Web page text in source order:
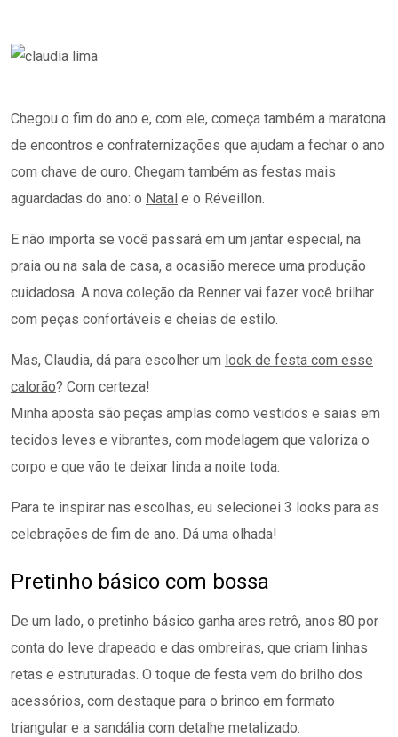
Chegou o fim do ano e, com ele, começa também a maratona
de encontros e confraternizações que ajudam a fechar o ano
com chave de ouro. Chegam também as festas mais
aguardadas do ano: o Natal e o Réveillon.
E não importa se você passará em um jantar especial, na
praia ou na sala de casa, a ocasião merece uma produção
cuidadosa. A nova coleção da Renner vai fazer você brilhar
com peças confortáveis e cheias de estilo.
Mas, Claudia, dá para escolher um look de festa com esse
calorão? Com certeza!
Minha aposta são peças amplas como vestidos e saias em
tecidos leves e vibrantes, com modelagem que valoriza o
corpo e que vão te deixar linda a noite toda.
Para te inspirar nas escolhas, eu selecionei 3 looks para as
celebrações de fim de ano. Dá uma olhada!
Pretinho básico com bossa
De um lado, o pretinho básico ganha ares retrô, anos 80 por
conta do leve drapeado e das ombreiras, que criam linhas
retas e estruturadas. O toque de festa vem do brilho dos
acessórios, com destaque para o brinco em formato
triangular e a sandália com detalhe metalizado.